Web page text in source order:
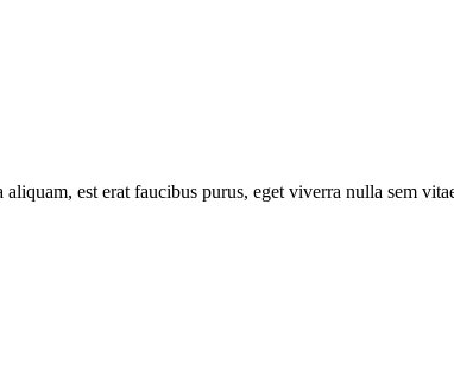
est erat faucibus purus, eget viverra nulla sem